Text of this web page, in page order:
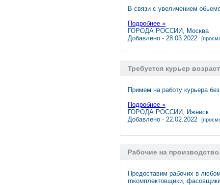
В связи с увеличением
Подробнее »
ГОРОДА РОССИИ, Москва
Добавлено - 28.03.2022
Требуется курьер
Примем на работу курьера
Подробнее »
ГОРОДА РОССИИ, Ижевск
Добавлено - 22.02.2022
Рабочие на
Предоставим рабочих в
rnкомплектовщики,